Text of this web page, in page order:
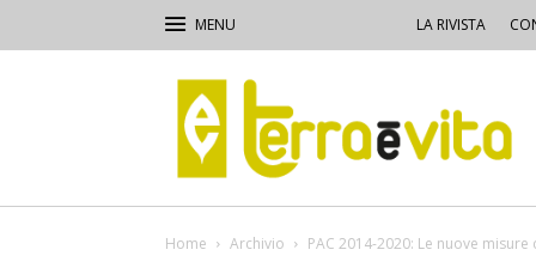
LA RIVISTA
Terra
e
Vita
Home Archivio PAC 2014-2020: Le nuove